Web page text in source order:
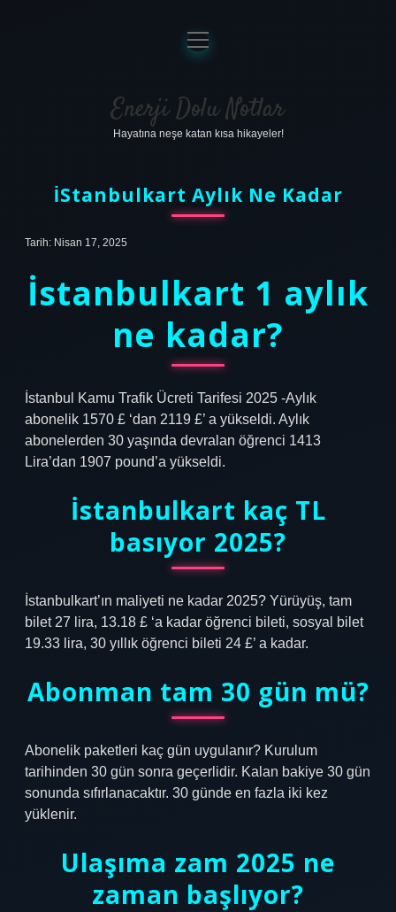
Anasayfa
Gizlilik Politikası
Yasal Uyarı
menüyü
aç
Enerji Dolu Notlar
Hayatına neşe katan kısa hikayeler!
İStanbulkart Aylık Ne Kadar
Tarih: Nisan 17, 2025
İstanbulkart 1 aylık
ne kadar?
İstanbul Kamu Trafik Ücreti Tarifesi 2025 -Aylık
abonelik 1570 £ ‘dan 2119 £’ a yükseldi. Aylık
abonelerden 30 yaşında devralan öğrenci 1413
Lira’dan 1907 pound’a yükseldi.
İstanbulkart kaç TL
basıyor 2025?
İstanbulkart’ın maliyeti ne kadar 2025? Yürüyüş, tam
bilet 27 lira, 13.18 £ ‘a kadar öğrenci bileti, sosyal bilet
19.33 lira, 30 yıllık öğrenci bileti 24 £’ a kadar.
Abonman tam 30 gün mü?
Abonelik paketleri kaç gün uygulanır? Kurulum
tarihinden 30 gün sonra geçerlidir. Kalan bakiye 30 gün
sonunda sıfırlanacaktır. 30 günde en fazla iki kez
yüklenir.
Ulaşıma zam 2025 ne
zaman başlıyor?